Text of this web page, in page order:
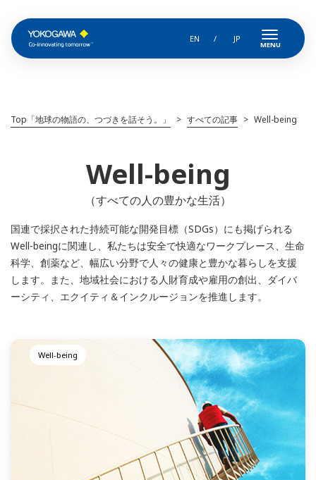
EN JP
Top「地球の物語の、つづきを話そう。」 すべての記事 Current:
Well-being
Well-being
（すべての人の豊かな生活）
国連で採択された持続可能な開発目標（SDGs）にも掲げられる
Well-beingに関連し、私たちは安全で快適なワークプレース、生命
科学、創薬など、幅広い分野で人々の健康と豊かな暮らしを支援
します。また、地域社会における人財育成や雇用の創出、ダイバ
ーシティ、エクイティ＆インクルージョンを推進します。
Well-being